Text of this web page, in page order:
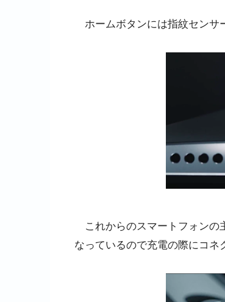
ホームボタンには指紋センサ
これからのスマートフォンの
なっているので充電の際にコネ